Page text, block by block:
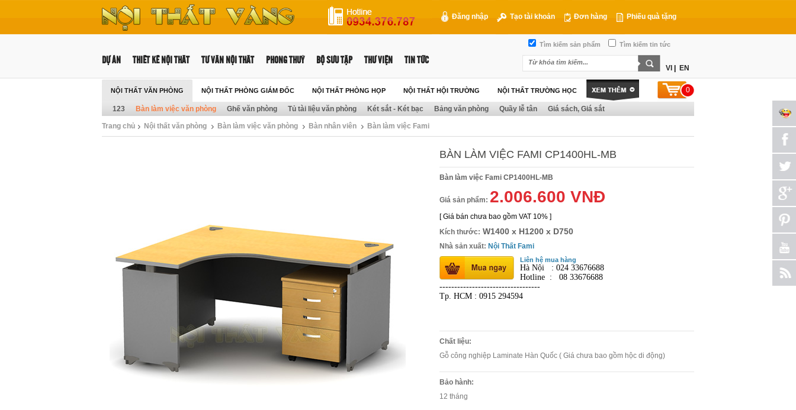
Đăng nhập Tạo tài khoản Đơn hàng Phiếu quà tặng
Tìm kiếm sản phẩm Tìm kiếm tin tức
DỰ ÁN THIẾT KẾ NỘI THẤT TƯ VẤN NỘI THẤT PHONG THUỶ BỘ SƯU TẬP THƯ VIỆN TIN TỨC
VI EN
NỘI THẤT VĂN PHÒNG NỘI THẤT PHÒNG GIÁM ĐỐC NỘI THẤT PHÒNG HỌP NỘI THẤT HỘI TRƯỜNG NỘI THẤT TRƯỜNG HỌC 0
123 Bàn làm việc văn phòng Ghế văn phòng Tủ tài liệu văn phòng Két sắt - Két bạc Bảng văn phòng Quầy lễ tân Giá sách, Giá sắt
Trang chủ Nội thất văn phòng Bàn làm việc văn phòng Bàn nhân viên Bàn làm việc Fami
BÀN LÀM VIỆC FAMI CP1400HL-MB
Bàn làm việc Fami CP1400HL-MB
Giá sản phẩm: 2.006.600 VNĐ
[ Giá bán chưa bao gồm VAT 10% ]
Kích thước: W1400 x H1200 x D750
Nhà sản xuất: Nội Thất Fami
Liên hệ mua hàng
Hà Nội : 024 33676688
Hotline : 08 33676688
----------------------------------
Tp. HCM : 0915 294594
Chất liệu:
Gỗ công nghiệp Laminate Hàn Quốc ( Giá chưa bao gồm hộc di động)
Bảo hành:
12 tháng